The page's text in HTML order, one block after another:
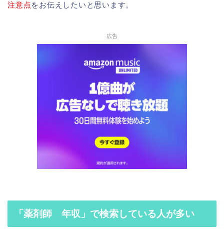
注意点をお伝えしたいと思います。
広告
「薬剤師 年収」で検索している人が多い